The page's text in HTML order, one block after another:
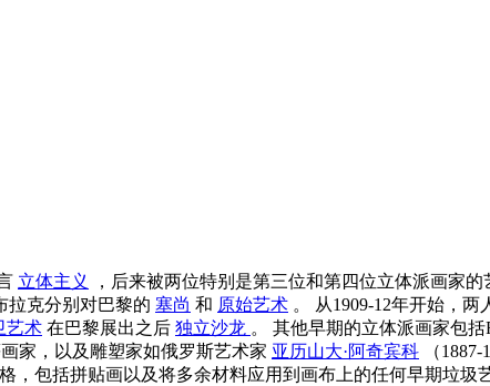
立体主义
，后来被两位特别是第三位和第四位立体派画家的
拉克分别对巴黎的 塞尚 和 原始艺术 。 从1909-12年开始，两
艺术 在巴黎展出之后 独立沙龙 。 其他早期的立体派画家包括
画家，以及雕塑家如俄罗斯艺术家 亚历山大·阿奇宾科 （
，包括拼贴画以及将多余材料应用到画布上的任何早期垃圾